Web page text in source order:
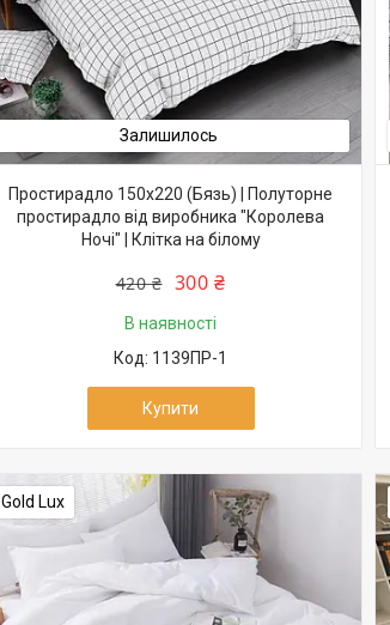
Залишилось
Простирадло 150х220 (Бязь) | Полуторне
простирадло від виробника "Королева
Ночі" | Клітка на білому
420 ₴ 300 ₴
В наявності
1139ПР-1
Купити
Gold Lux